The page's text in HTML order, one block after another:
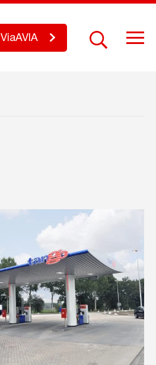
ViaAVIA